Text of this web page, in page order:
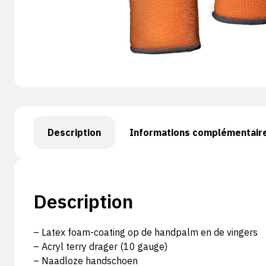
Description Informations
Description
– Latex foam-coating op de handpalm en de vingers
– Acryl terry drager (10 gauge)
– Naadloze handschoen